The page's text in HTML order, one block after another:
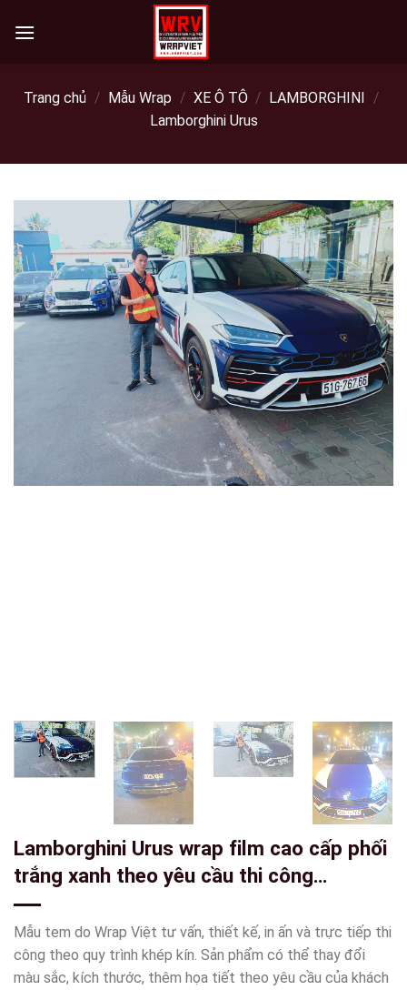
Trang chủ / Mẫu Wrap / XE Ô TÔ / LAMBORGHINI /
Lamborghini Urus
Lamborghini Urus wrap film cao cấp phối
trắng xanh theo yêu cầu thi công
tuongdecal (wrapviet) hiện tại-wv222
Mẫu tem do Wrap Việt tư vấn, thiết kế, in ấn và trực tiếp thi
công theo quy trình khép kín. Sản phẩm có thể thay đổi
màu sắc, kích thước, thêm họa tiết theo yêu cầu của khách